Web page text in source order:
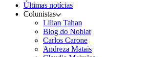
Últimas notícias
Colunistas
Lilian Tahan
Blog do Noblat
Carlos Carone
Andreza Matais